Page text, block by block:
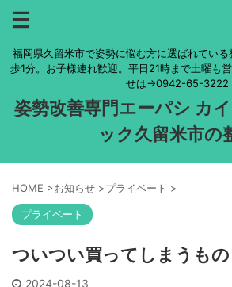
福岡県久留米市で姿勢に悩む方に選ばれてい
歩1分。お子様連れ歓迎。平日21時まで土曜も
せは→0942-65-3222
姿勢改善専門エーパシ カ
ック久留米市の
HOME >お知らせ >プライベート >
プライベート
ついつい買ってしまうもの
2024-08-13